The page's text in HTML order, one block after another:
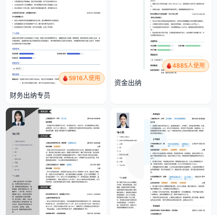
5916人使用
财务出纳专员
4885人使用
资金出纳